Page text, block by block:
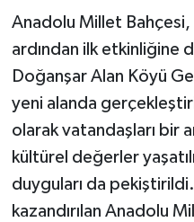
Anadolu Millet Bahçesi,
ardından ilk etkinliğine
Doğanşar Alan Köyü
yeni alanda
olarak vatandaşları bir
kültürel değerler
duyguları da
kazandırılan Anadolu